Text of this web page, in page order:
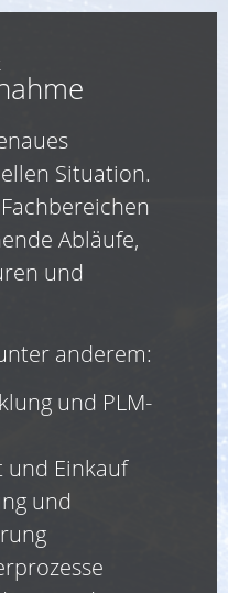
Situation.
Abläufe,
und
anderem:
und PLM-
Einkauf
und